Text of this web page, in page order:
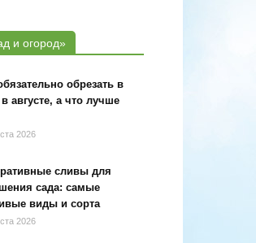
и огород»
обрезать в
августе, а что лучше
2026
сливы для
сада: самые
виды и сорта
2026